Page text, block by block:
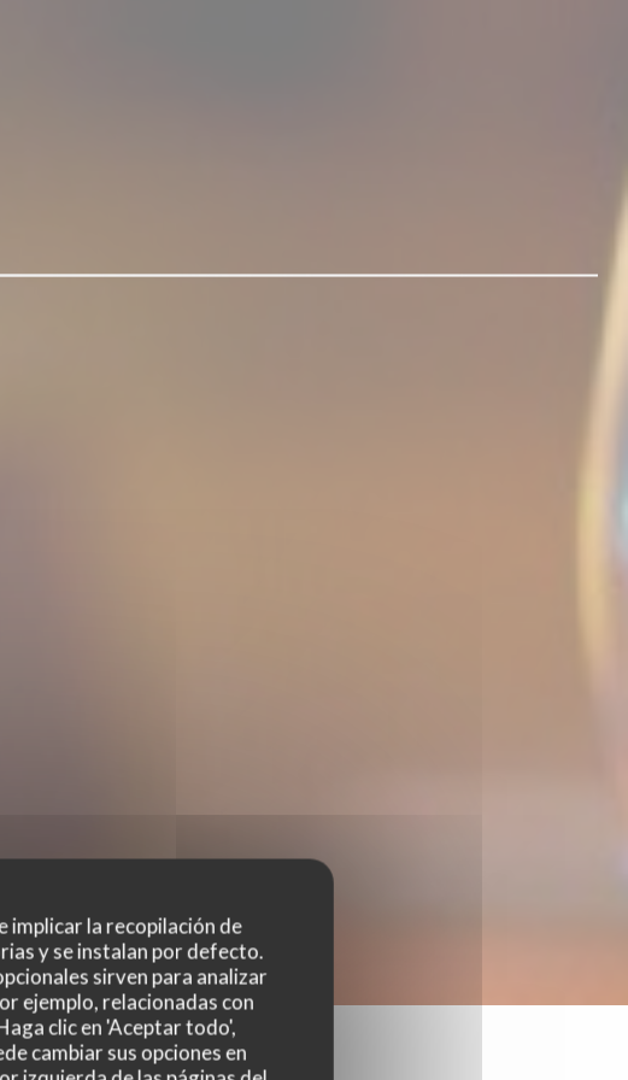
implicar la recopilación de
y se instalan por defecto.
sirven para analizar
ejemplo, relacionadas con
clic en 'Aceptar todo',
cambiar sus opciones en